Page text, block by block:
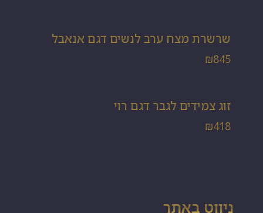
שרשרת מצח ערב לנשים דגם אנאבל
₪845
זוג צמידים לגבר דגם רוי
₪418
ניווט באתר